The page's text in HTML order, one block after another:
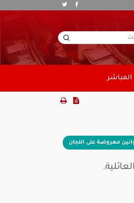
المباشر
معروضة على اللجان